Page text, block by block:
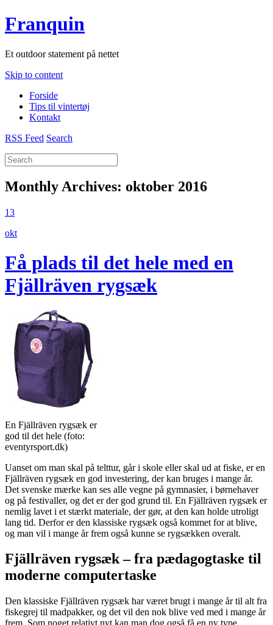
Franquin
Et outdoor statement på nettet
Skip to content
Forside
Tips til vintertøj
Kontakt
RSS Feed Search
Monthly Archives: oktober 2016
13
okt
Få plads til det hele med en
Fjällräven rygsæk
En Fjällräven rygsæk er
god til det hele (foto:
eventyrsport.dk)
Uanset om man skal på telttur, går i skole eller skal ud at fiske, er en
Fjällräven rygsæk en god investering, der kan bruges i mange år.
Det svenske mærke kan ses alle vegne på gymnasier, i børnehaver
og på festivaller, og det er der god grund til. En Fjällräven rygsæk er
nemlig lavet i et stærkt materiale, der gør, at den kan holde utroligt
lang tid. Derfor er den klassiske rygsæk også kommet for at blive,
og man vil i mange år frem også kunne se rygsækken overalt.
Fjällräven rygsæk – fra pædagogtaske til
moderne computertaske
Den klassiske Fjällräven rygsæk har været brugt i mange år til alt fra
fiskegrej til madpakker, og det vil den nok blive ved med i mange år